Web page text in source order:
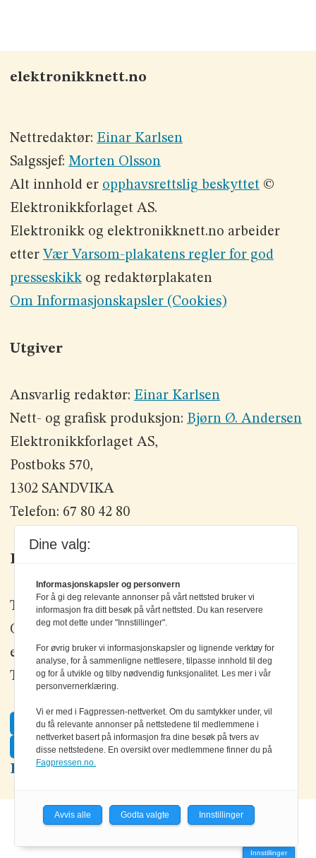
elektronikknett.no
Nettredaktør: Einar Karlsen
Salgssjef: Morten Olsson
Alt innhold er opphavsrettslig beskyttet©
Elektronikkforlaget AS.
Elektronikk og elektronikknett.no arbeider
etter Vær Varsom-plakatens regler for god
presseskikkog redaktørplakaten
Om Informasjonskapsler (Cookies)
Utgiver
Ansvarlig redaktør: Einar Karlsen
Nett- og grafisk produksjon: Bjørn Ø. Andersen
Elektronikkforlaget AS,
Postboks 570,
1302 SANDVIKA
Telefon: 67 80 42 80
Kontakt oss
Tlf: +47 67 80 42 80
Olav Brunborgs vei 6, 1396 Billingstad
epost: elektronikk@elektronikkforlaget.no
Tips oss:tips@elektronikkforlaget.no
Facebook
Twitter
LinkedIn
Innstillinger
Dine valg:
Informasjonskapsler og personvern
For å gi deg relevante annonser på vårt nettsted bruker vi
informasjon fra ditt besøk på vårt nettsted. Du kan reservere
deg mot dette under "Innstillinger".
For øvrig bruker vi informasjonskapsler og lignende verktøy for
analyse, for å sammenligne nettlesere, tilpasse innhold til deg
og for å utvikle og tilby nødvendig funksjonalitet. Les mer i vår
personvernerklæring.
Vi er med i Fagpressen-nettverket. Om du samtykker under, vil
du få relevante annonser på nettstedene til medlemmene i
nettverket basert på informasjon fra dine besøk på tvers av
disse nettstedene. En oversikt over medlemmene finner du på
Fagpressen.no.
Avvis alle Godta valgte Innstillinger